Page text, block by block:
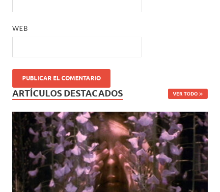
WEB
ARTÍCULOS DESTACADOS VER TODO